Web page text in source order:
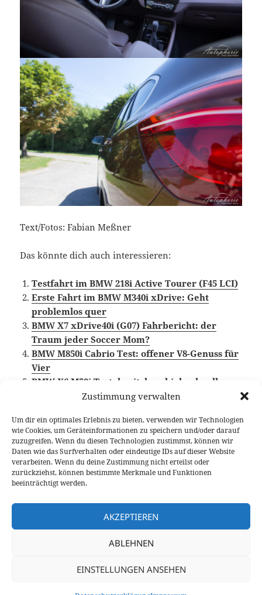
Zustimmung verwalten
Um dir ein optimales Erlebnis zu bieten, verwenden wir Technologien
wie Cookies, um Geräteinformationen zu speichern und/oder darauf
zuzugreifen. Wenn du diesen Technologien zustimmst, können wir
Daten wie das Surfverhalten oder eindeutige IDs auf dieser Website
verarbeiten. Wenn du deine Zustimmung nicht erteilst oder
zurückziehst, können bestimmte Merkmale und Funktionen
beeinträchtigt werden.
AKZEPTIEREN
ABLEHNEN
EINSTELLUNGEN ANSEHEN
Text/Fotos: Fabian Meßner
Das könnte dich auch interessieren:
Testfahrt im BMW 218i Active Tourer (F45 LCI)
Erste Fahrt im BMW M340i xDrive: Geht
problemlos quer
BMW X7 xDrive40i (G07) Fahrbericht: der
Traum jeder Soccer Mom?
BMW M850i Cabrio Test: offener V8-Genuss für
Vier
BMW X6 M50i Test: breit, brachial, schnell
Veröffentlicht
am
14. Juli 2017 Autor
Fabian Meßner Kategorien
Fahrberichte Schlagwörter
BMW,
BMW Vierzylinder,BMW X1 ,Video Fahrbericht
Beitragsnavigation
VORHERIGER
Beitrag:
Ab 24.290 Euro: Yeti-Nachfolger Skoda
KAROQ bestellbar
Weltpremiere Jaguar E-Pace: Kompakt-